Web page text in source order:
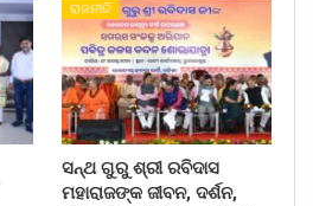
ରାଜନୀତି
ସନ୍ଥ ଗୁରୁ ଶ୍ରୀ ରବିଦାସ
ମହାରାଜଙ୍କ ଜୀବନ, ଦର୍ଶନ,